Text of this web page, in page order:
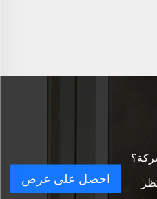
احصل على عرض